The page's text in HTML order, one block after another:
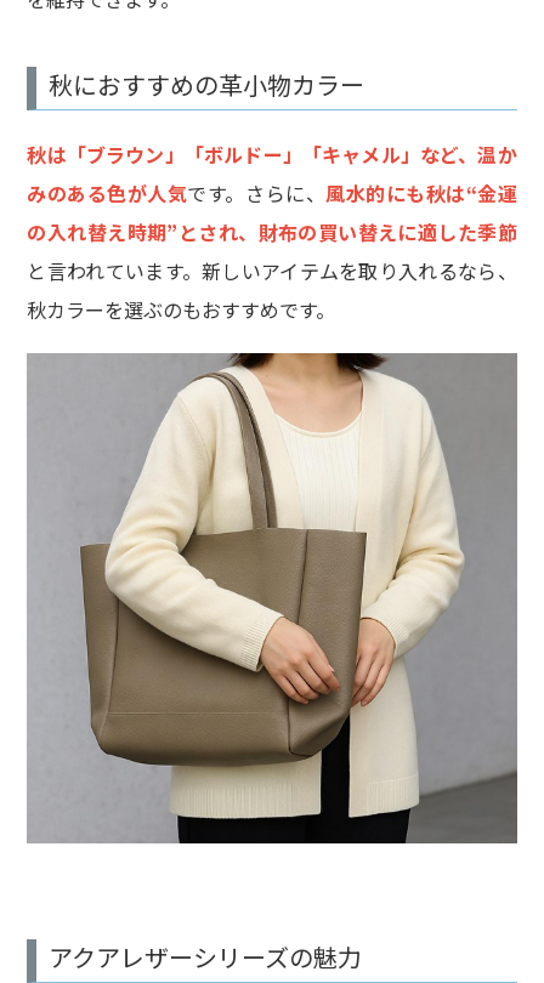
秋におすすめの革小物カラー
秋は「ブラウン」「ボルドー」「キャメル」など、温か
みのある色が人気です。さらに、風水的にも秋は“金運
の入れ替え時期”とされ、財布の買い替えに適した季節
と言われています。新しいアイテムを取り入れるなら、
秋カラーを選ぶのもおすすめです。
アクアレザーシリーズの魅力